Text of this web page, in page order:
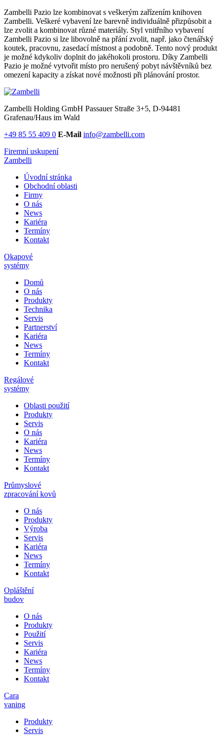
Zambelli Pazio lze kombinovat s veškerým zařízením knihoven
Zambelli. Veškeré vybavení lze barevně individuálně přizpůsobit a
lze zvolit a kombinovat různé materiály. Styl vnitřního vybavení
Zambelli Pazio si lze libovolně na přání zvolit, např. jako čtenářský
koutek, pracovnu, zasedací místnost a podobně. Tento nový produkt
je možné kdykoliv doplnit do jakéhokoli prostoru. Díky Zambelli
Pazio je možné vytvořit místo pro nerušený pobyt návštěvníků bez
omezení kapacity a získat nové možnosti při plánování prostor.
Zambelli Holding GmbH Passauer Straße 3+5, D-94481
Grafenau/Haus im Wald
+49 85 55 409 0 E-Mail info@zambelli.com
Firemní uskupení
Zambelli
Úvodní stránka
Obchodní oblasti
Firmy
O nás
News
Kariéra
Termíny
Kontakt
Okapové
systémy
Domů
O nás
Produkty
Technika
Servis
Partnerství
Kariéra
News
Termíny
Kontakt
Regálové
systémy
Oblasti použití
Produkty
Servis
O nás
Kariéra
News
Termíny
Kontakt
Průmyslové
zpracování kovů
O nás
Produkty
Výroba
Servis
Kariéra
News
Termíny
Kontakt
Opláštění
budov
O nás
Produkty
Použití
Servis
Kariéra
News
Termíny
Kontakt
Cara
vaning
Produkty
Servis